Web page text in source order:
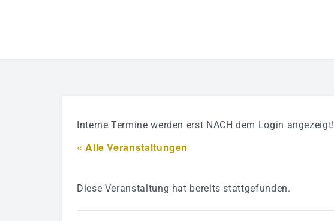
Interne Termine werden erst NACH dem Login angezeigt!
« Alle Veranstaltungen
Diese Veranstaltung hat bereits stattgefunden.